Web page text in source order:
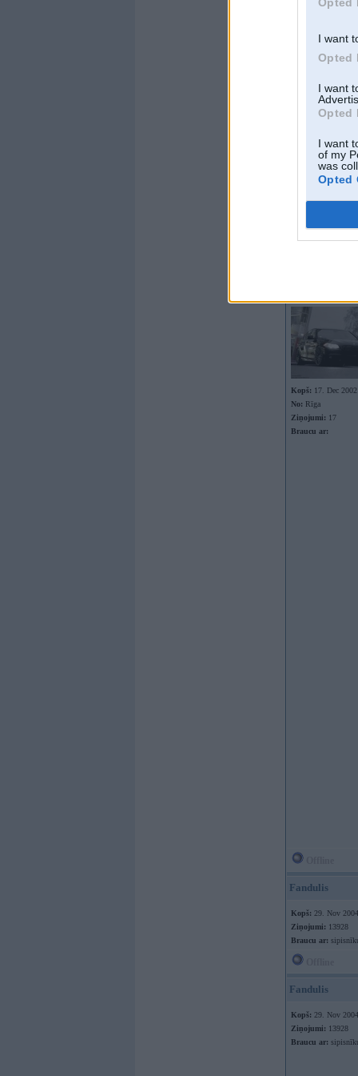
I want
Opted
I want
Opted
I want
of my
was
Opted
Kopš: 17. Dec 2002
No: Rīga
Ziņojumi: 17
Braucu ar:
Fandulis
Kopš: 29. Nov 2004
Ziņojumi: 13928
Braucu ar:
Fandulis
Kopš: 29. Nov 2004
Ziņojumi: 13928
Braucu ar: